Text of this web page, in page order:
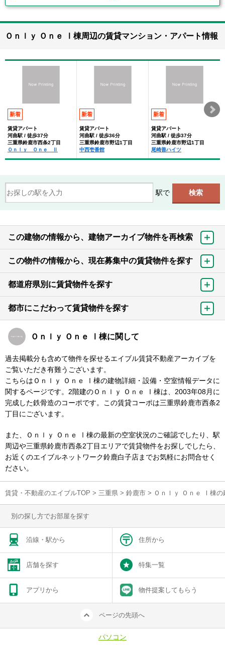
Ｏｎｌｙ Ｏｎｅ Ⅰ棟周辺の賃貸マンション・アパート情報
新着
賃貸アパート
河曲駅 / 徒歩37分
三重県鈴鹿市西条2丁目
Ｏｎｌｙ Ｏｎｅ Ⅱ
新着
賃貸アパート
河曲駅 / 徒歩36分
三重県鈴鹿市野辺1丁目
中西壱番館
新着
賃貸アパート
河曲駅 / 徒歩37分
三重県鈴鹿市野辺1丁目
尾崎善ハイツ
駅で
この建物の情報から、建物アーカイブ物件を再検索
この物件の情報から、現在募集中の賃貸物件を探す
都道府県別に賃貸物件を探す
都市にこだわって賃貸物件を探す
Ｏｎｌｙ Ｏｎｅ Ⅰ棟に関して
過去掲載分も含めて物件を探せるエイブル賃貸不動産アーカイブを
ご覧いただき有難うございます。
こちらはＯｎｌｙ Ｏｎｅ Ⅰ棟の建物詳細・設備・空室情報データに
関するページです。2階建のＯｎｌｙ Ｏｎｅ Ⅰ棟は、2003年08月に
完成した鉄骨造のコーポです。この賃貸コーポは三重県鈴鹿市西条2
丁目にございます。
また、Ｏｎｌｙ Ｏｎｅ Ⅰ棟の最新の空室状況のご確認でしたり、駅
周辺や三重県鈴鹿市西条2丁目エリアで賃貸物件をお探しでしたら、
お近くのエイブルネットワーク鈴鹿白子店までお気軽にお問合せく
ださい。
賃貸・不動産のエイブルTOP > 三重県 > 鈴鹿市 > Ｏｎｌｙ Ｏｎｅ Ⅰ棟の
別の探し方でお部屋を探す
沿線・駅から 住所から
店舗を探す 特集一覧
アプリから 物件提案してもらう
ページの先頭へ
パソコン